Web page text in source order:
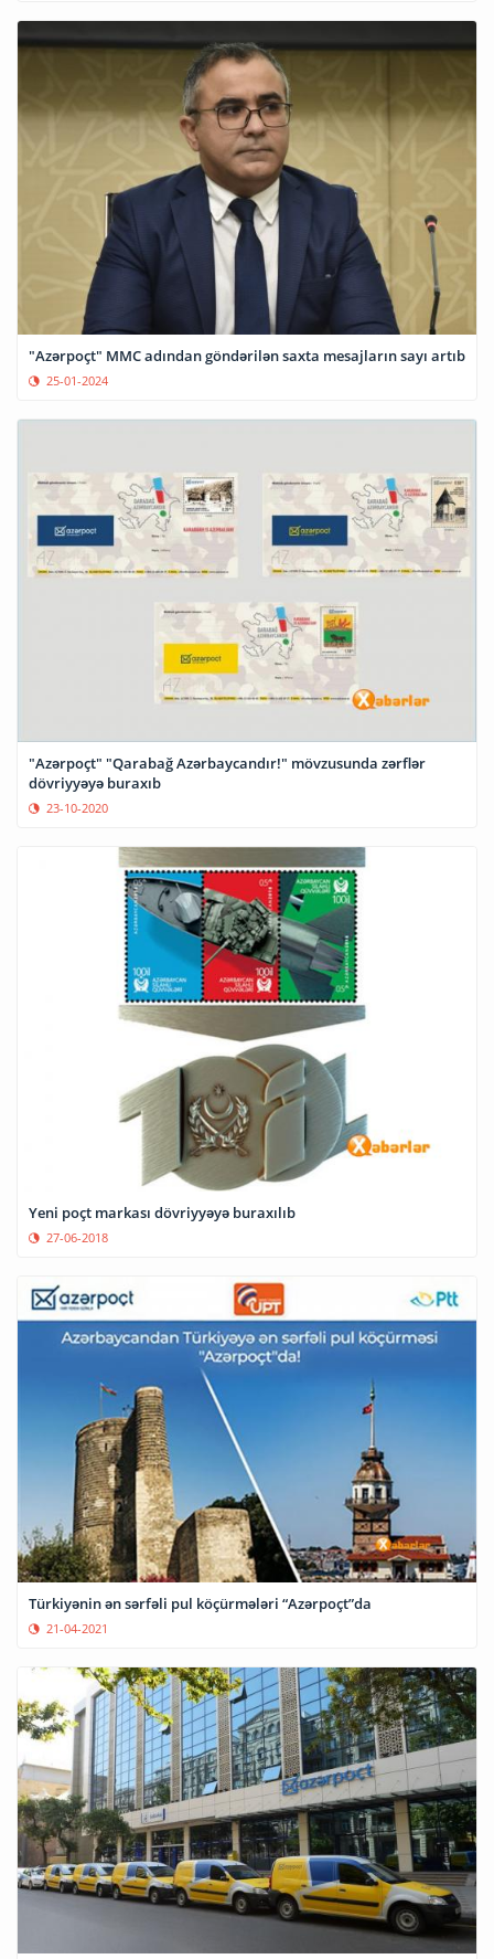
"Azərpoçt" MMC adından göndərilən saxta mesajların sayı artıb
25-01-2024
"Azərpoçt" "Qarabağ Azərbaycandır!" mövzusunda zərflər
dövriyyəyə buraxıb
23-10-2020
Yeni poçt markası dövriyyəyə buraxılıb
27-06-2018
Türkiyənin ən sərfəli pul köçürmələri “Azərpoçt”da
21-04-2021